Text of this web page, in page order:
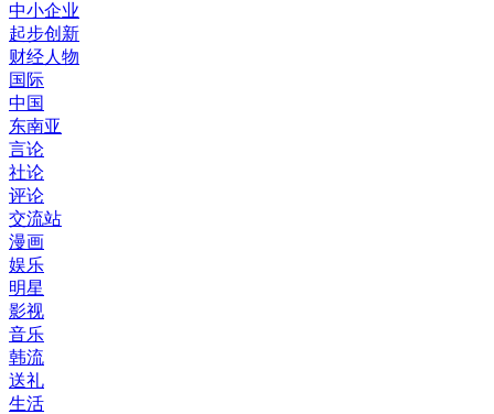
中小企业
起步创新
财经人物
国际
中国
东南亚
言论
社论
评论
交流站
漫画
娱乐
明星
影视
音乐
韩流
送礼
生活